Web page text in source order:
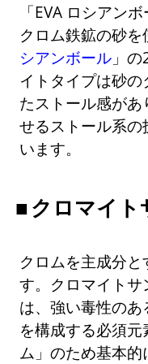
「EVA ロシアン
クロム鉄鉱の砂を
シアンボール 」
イトタイプは砂
たストール感が
せるストール系
います。
クロマイト
クロムを主成分
す。クロマイトサ
は、強い毒性の
を構成する必須
ム」のため基本